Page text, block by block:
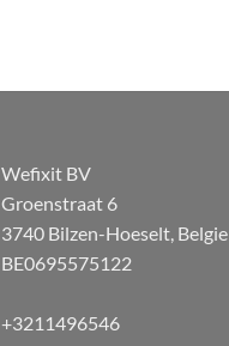
Wefixit BV
Groenstraat 6
3740 Bilzen-Hoeselt, Belgie
BE0695575122
+3211496546